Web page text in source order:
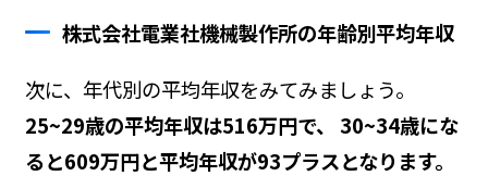
株式会社電業社機械製作所の年齢別平均年収
次に、年代別の平均年収をみてみましょう。
25~29歳の平均年収は516万円で、 30~34歳にな
ると609万円と平均年収が93プラスとなります。